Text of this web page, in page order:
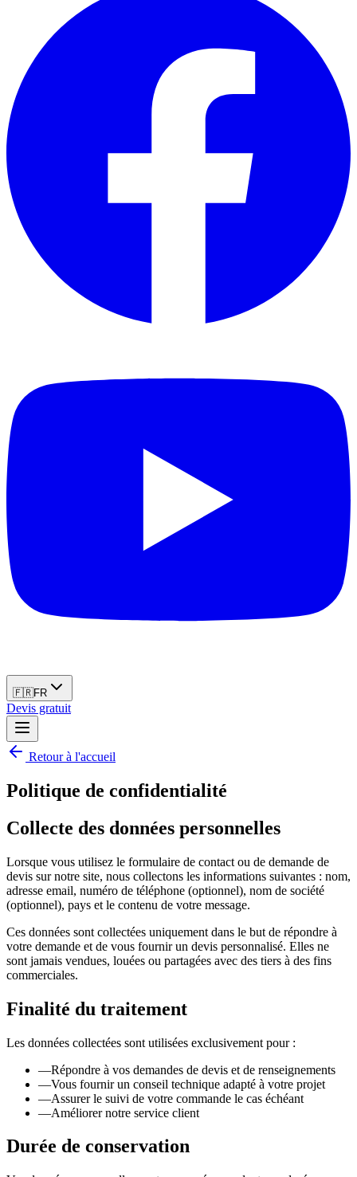
🇫🇷FR
Devis gratuit
Retour à l'accueil
Politique de confidentialité
Collecte des données personnelles
Lorsque vous utilisez le formulaire de contact ou de demande de
devis sur notre site, nous collectons les informations suivantes : nom,
adresse email, numéro de téléphone (optionnel), nom de société
(optionnel), pays et le contenu de votre message.
Ces données sont collectées uniquement dans le but de répondre à
votre demande et de vous fournir un devis personnalisé. Elles ne
sont jamais vendues, louées ou partagées avec des tiers à des fins
commerciales.
Finalité du traitement
Les données collectées sont utilisées exclusivement pour :
—Répondre à vos demandes de devis et de renseignements
—Vous fournir un conseil technique adapté à votre projet
—Assurer le suivi de votre commande le cas échéant
—Améliorer notre service client
Durée de conservation